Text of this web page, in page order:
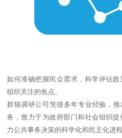
如何准确把握民众需求，科学评估
组织关注的焦点。
群狼调研公司凭借多年专业经验，
务，致力于为政府部门和社会组织
力公共事务决策的科学化和民主化进程